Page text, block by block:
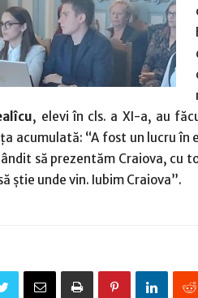
, elevi în cls. a XI-a, au
acumulată: “A fost un lucru
să prezentăm Craiova, cu
ştie unde vin. Iubim Craiova”.